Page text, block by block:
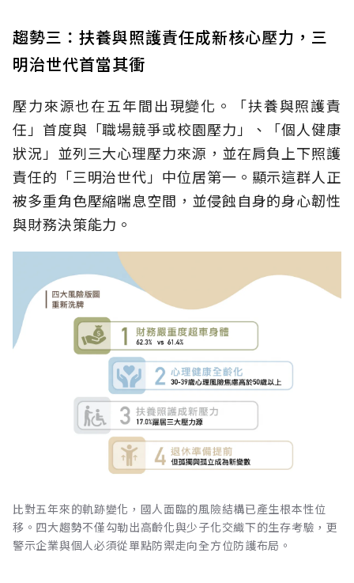
趨勢三：扶養與照護責任成新核心壓力，三
明治世代首當其衝
壓力來源也在五年間出現變化。「扶養與照護責
任」首度與「職場競爭或校園壓力」、「個人健康
狀況」並列三大心理壓力來源，並在肩負上下照護
責任的「三明治世代」中位居第一。顯示這群人正
被多重角色壓縮喘息空間，並侵蝕自身的身心韌性
與財務決策能力。
比對五年來的軌跡變化，國人面臨的風險結構已產生根本性位
移。四大趨勢不僅勾勒出高齡化與少子化交織下的生存考驗，更
警示企業與個人必須從單點防禦走向全方位防護布局。